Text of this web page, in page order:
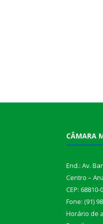
CÂMARA
End.: Av.
Centro –
CEP: 68810-
Fone: (91)
Horário de